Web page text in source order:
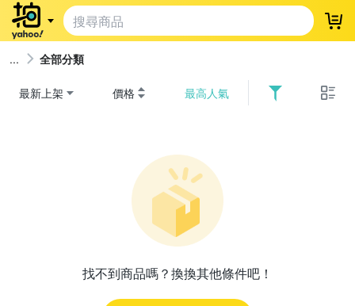
登
全部分類
最新上架 價格 最高人氣
找不到商品嗎？換換其他條件吧！